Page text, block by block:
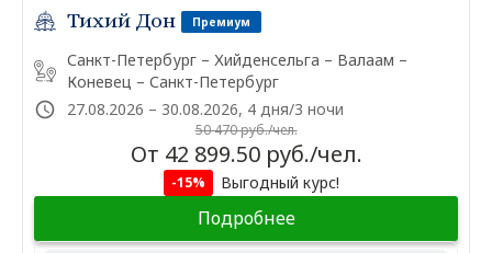
Тихий Дон Премиум
Санкт-Петербург – Хийденсельга – Валаам –
Коневец – Санкт-Петербург
27.08.2026 – 30.08.2026, 4 дня/3 ночи
50 470 руб./чел.
От 42 899.50 руб./чел.
-15% Выгодный курс!
Подробнее